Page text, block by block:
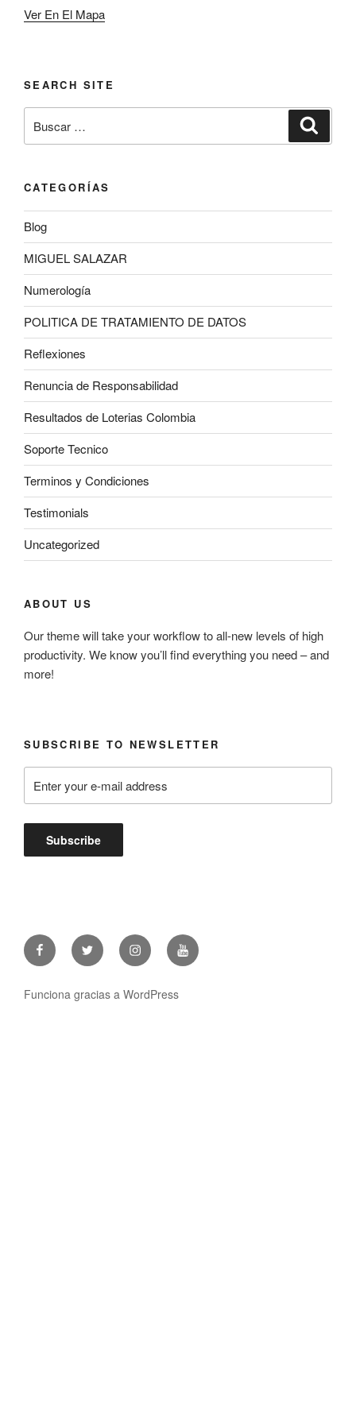
Ver En El Mapa
SEARCH SITE
por:
CATEGORÍAS
Blog
MIGUEL SALAZAR
Numerología
POLITICA DE TRATAMIENTO DE DATOS
Reflexiones
Renuncia de Responsabilidad
Resultados de Loterias Colombia
Soporte Tecnico
Terminos y Condiciones
Testimonials
Uncategorized
ABOUT US
Our theme will take your workflow to all-new levels of high
productivity. We know you’ll find everything you need – and
more!
SUBSCRIBE TO NEWSLETTER
FacebookTwitter InstagramYoutube
Funciona gracias a WordPress